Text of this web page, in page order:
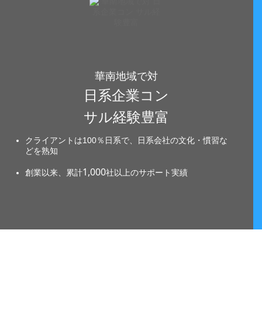
華南地域で対
日系企業コン
サル経験豊富
クライアントは100％日系で、日系会社の文化・慣習な
どを熟知
創業以来、累計1,000社以上のサポート実績